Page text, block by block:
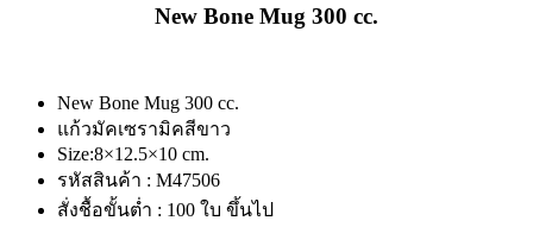
New Bone Mug 300 cc.
New Bone Mug 300 cc.
แก้วมัคเซรามิคสีขาว
Size:8×12.5×10 cm.
รหัสสินค้า : M47506
สั่งชื้อขั้นต่ำ : 100 ใบ ขึ้นไป